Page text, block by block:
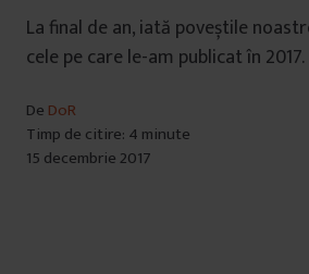
La final de an, iată poveștile
cele pe care le-am publicat în 2017.
De DoR
Timp de citire: 4 minute
15 decembrie 2017